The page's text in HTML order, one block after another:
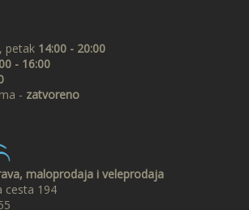
petak 14:00 - 20:00
- 16:00
- zatvoreno
maloprodaja i veleprodaja
cesta 194